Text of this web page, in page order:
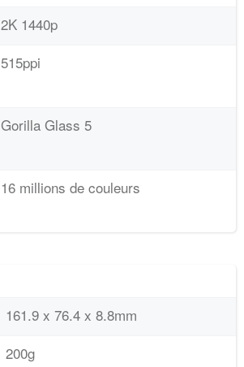
2K 1440p
515ppi
Gorilla Glass 5
16 millions de couleurs
161.9 x 76.4 x 8.8mm
200g